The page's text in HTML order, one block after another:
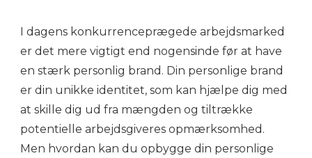
I dagens konkurrenceprægede arbejdsmarked
er det mere vigtigt end nogensinde før at have
en stærk personlig brand. Din personlige brand
er din unikke identitet, som kan hjælpe dig med
at skille dig ud fra mængden og tiltrække
potentielle arbejdsgiveres opmærksomhed.
Men hvordan kan du opbygge din personlige